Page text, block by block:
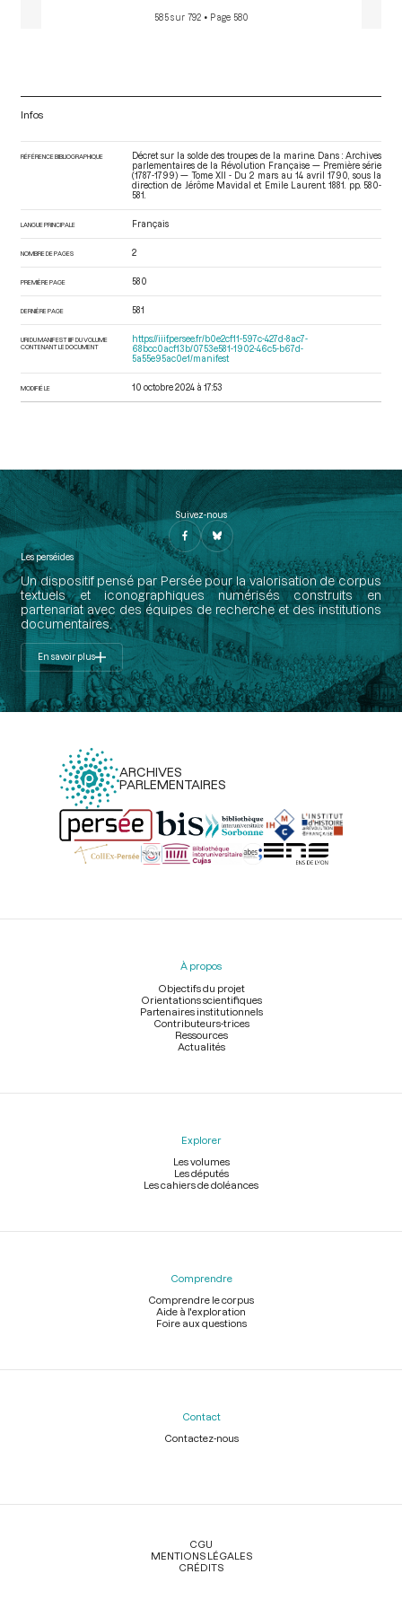
585 sur 792 • Page 580
Infos
RÉFÉRENCE BIBLIOGRAPHIQUE
Décret sur la solde des troupes de la marine. Dans : Archives
parlementaires de la Révolution Française — Première série
(1787-1799) — Tome XII - Du 2 mars au 14 avril 1790 , sous la
direction de Jérôme Mavidal et Emile Laurent. 1881. pp. 580-
581.
LANGUE PRINCIPALE Français
NOMBRE DE PAGES 2
PREMIÈRE PAGE 580
DERNIÈRE PAGE 581
URI DU MANIFEST IIIF DU VOLUME
CONTENANT LE DOCUMENT
https://iiif.persee.fr/b0e2cf11-597c-427d-8ac7-
68bcc0acf13b/0753e581-1902-46c5-b67d-
5a55e95ac0e1/manifest
MODIFIÉ LE 10 octobre 2024 à 17:53
Suivez-nous
Les perséides
Un dispositif pensé par Persée pour la valorisation de corpus
textuels et iconographiques numérisés construits en
partenariat avec des équipes de recherche et des institutions
documentaires.
En savoir plus
ARCHIVES
PARLEMENTAIRES
Menu
À propos
Objectifs du projet
Orientations scientifiques
Partenaires institutionnels
Contributeurs-trices
Ressources
Actualités
Explorer
Les volumes
Les députés
Les cahiers de doléances
Comprendre
Comprendre le corpus
Aide à l'exploration
Foire aux questions
Contact
Contactez-nous
Légal
CGU
MENTIONS LÉGALES
CRÉDITS